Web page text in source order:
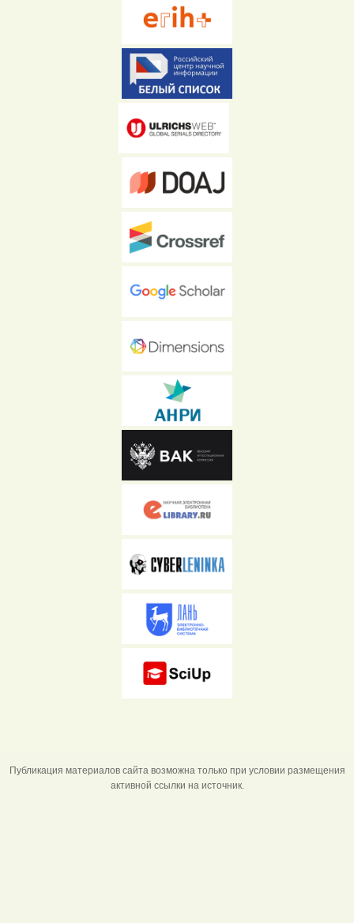
Публикация материалов сайта возможна только при условии размещения
активной ссылки на источник.